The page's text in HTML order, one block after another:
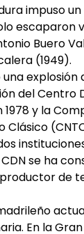
impuso
escaparon
Buero
(1949).
una
del Centro
1978 y la
Clásico
se ha
de
En la